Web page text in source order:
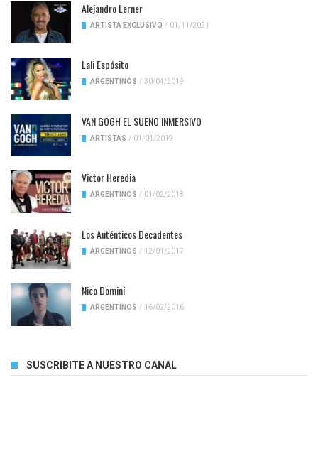
Alejandro Lerner
ARTISTA EXCLUSIVO / 01/11/2021
Lali Espósito
ARGENTINOS / 30/04/2019
VAN GOGH EL SUENO INMERSIVO
ARTISTAS / 01/04/2019
Victor Heredia
ARGENTINOS / 01/02/2018
Los Auténticos Decadentes
ARGENTINOS / 12/01/2017
Nico Dominí
ARGENTINOS / 16/02/2016
SUSCRIBITE A NUESTRO CANAL